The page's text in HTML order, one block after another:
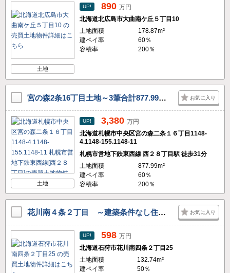
土地
UP! 890 万円
北海道北広島市大曲南ケ丘５丁目10
土地面積
178.87m²
建ペイ率
60％
容積率
200％
宮の森2条16丁目土地～3筆合計877.99㎡～ お気に入り
土地
UP! 3,380 万円
北海道札幌市中央区宮の森二条１６丁目1148-
4.1148-155.1148-11
札幌市営地下鉄東西線 西２８丁目駅 徒歩31分
土地面積
877.99m²
建ペイ率
60％
容積率
200％
花川南４条２丁目 ～建築条件なし住宅用地～ お気に入り
UP! 598 万円
北海道石狩市花川南四条２丁目25
土地面積
132.74m²
建ペイ率
50％